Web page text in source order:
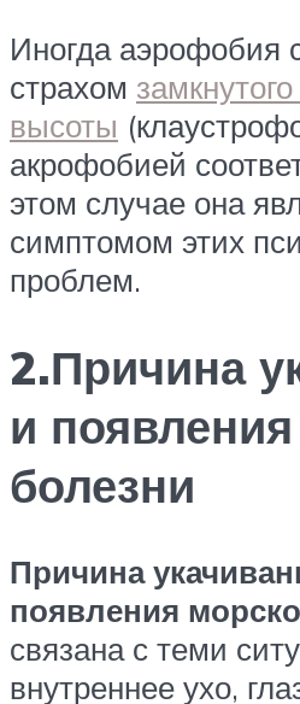
Иногда аэрофобия
страхом
высоты
акрофобией
этом случае она
симптомом этих
проблем.
2.Причина
и
болезни
Причина
появления
связана с теми
внутреннее ухо,